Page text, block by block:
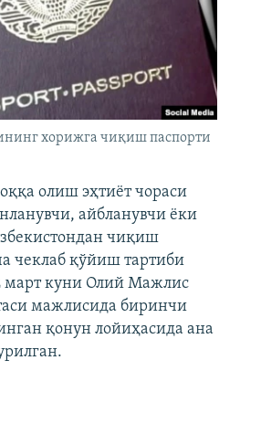
хорижга чиқиш паспорти
олиш эҳтиёт чораси
айбланувчи ёки
чиқиш
чеклаб қўйиш тартиби
март куни Олий Мажлис
мажлисида биринчи
қонун лойиҳасида ана